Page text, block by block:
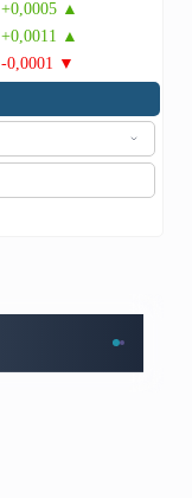
+0,0005 ▲
+0,0011 ▲
-0,0001 ▼